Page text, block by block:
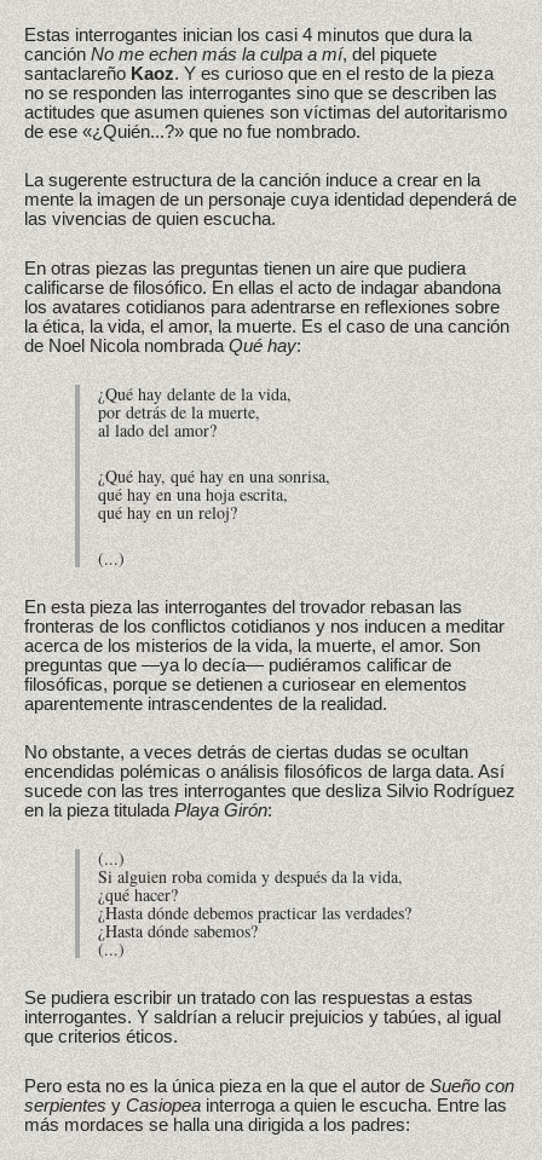
Estas interrogantes inician los casi 4 minutos que dura la
canciónNo me echen más la culpa a mí, del piquete
santaclareñoKaoz. Y es curioso que en el resto de la pieza
no se responden las interrogantes sino que se describen las
actitudes que asumen quienes son víctimas del autoritarismo
de ese «¿Quién...?» que no fue nombrado.
La sugerente estructura de la canción induce a crear en la
mente la imagen de un personaje cuya identidad dependerá de
las vivencias de quien escucha.
En otras piezas las preguntas tienen un aire que pudiera
calificarse de filosófico. En ellas el acto de indagar abandona
los avatares cotidianos para adentrarse en reflexiones sobre
la ética, la vida, el amor, la muerte. Es el caso de una canción
de Noel Nicola nombradaQué hay:
¿Qué hay delante de la vida,
por detrás de la muerte,
al lado del amor?
¿Qué hay, qué hay en una sonrisa,
qué hay en una hoja escrita,
qué hay en un reloj?
(...)
En esta pieza las interrogantes del trovador rebasan las
fronteras de los conflictos cotidianos y nos inducen a meditar
acerca de los misterios de la vida, la muerte, el amor. Son
preguntas que —ya lo decía— pudiéramos calificar de
filosóficas, porque se detienen a curiosear en elementos
aparentemente intrascendentes de la realidad.
No obstante, a veces detrás de ciertas dudas se ocultan
encendidas polémicas o análisis filosóficos de larga data. Así
sucede con las tres interrogantes que desliza Silvio Rodríguez
en la pieza tituladaPlaya Girón:
(...)
Si alguien roba comida y después da la vida,
¿qué hacer?
¿Hasta dónde debemos practicar las verdades?
¿Hasta dónde sabemos?
(...)
Se pudiera escribir un tratado con las respuestas a estas
interrogantes. Y saldrían a relucir prejuicios y tabúes, al igual
que criterios éticos.
Pero esta no es la única pieza en la que el autor deSueño con
serpientesyCasiopeainterroga a quien le escucha. Entre las
más mordaces se halla una dirigida a los padres: